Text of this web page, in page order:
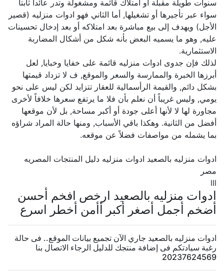
سنوات طويلة مقبلة أو امتلاك قائمة ومشغولة وتدر عائداً ثابتاً
سواء عبر تأجيرها أو تشغيلها, أما الثاني فهو ادوات منزليه (قصير
الأجل) ويهدف إلى بيع مباشرة بعد امتلاكه أو بعد إدخال تحسينات
عليه, وهو ما يسميه البعض بأنه شكل من أشكال المضاربة
الاستثمارية.
لذلك فإن جدوى ادوات منزليه قائمة على خفايا وخبايا, لعل
أبرزها الخبرة والممارسة والسعر والموقع, ف لا تزداد قيمتها
بشكل دائم, والقيمة الرأسمالية للعقار تتزايد لكن ليس على نحو
يومي, وليس غريباً أن نعلم بأن فلا ما يرتفع سعرها خلافاً لأخرى
مجاورة لها لا لأنها أعلى جودة أو أكبر مساحة, بل لأن موقعها
أفضل من الثانية. وهكذا باقي الأسباب, ومنها حالة المراد شراؤه
بما يشمله من مواصفات فضلاً عن موقعه.
ادوات منزليه بالصعيد ادوات منزليه دليل المنتجات المصريه
مصر
ادوات منزليه بالصعيد ارخص افخم أحسن
أضخم أجمل أصغر أكبر أأمن أخطر اسرع
ادوات منزليه بالصعيد جاري الآن تجميع بيانات الموقع.. فى حالة
رغبة سيادتكم فى إضافة منتجك للدليل الرجاء الاتصال بنا
20237624569